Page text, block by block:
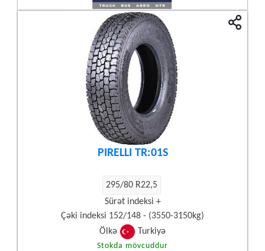
PIRELLI TR:01S
295/80 R22,5
Sürət indeksi +
Çəki indeksi 152/148 - (3550-3150kg)
Ölkə
Turkiyə
Stokda mövcuddur